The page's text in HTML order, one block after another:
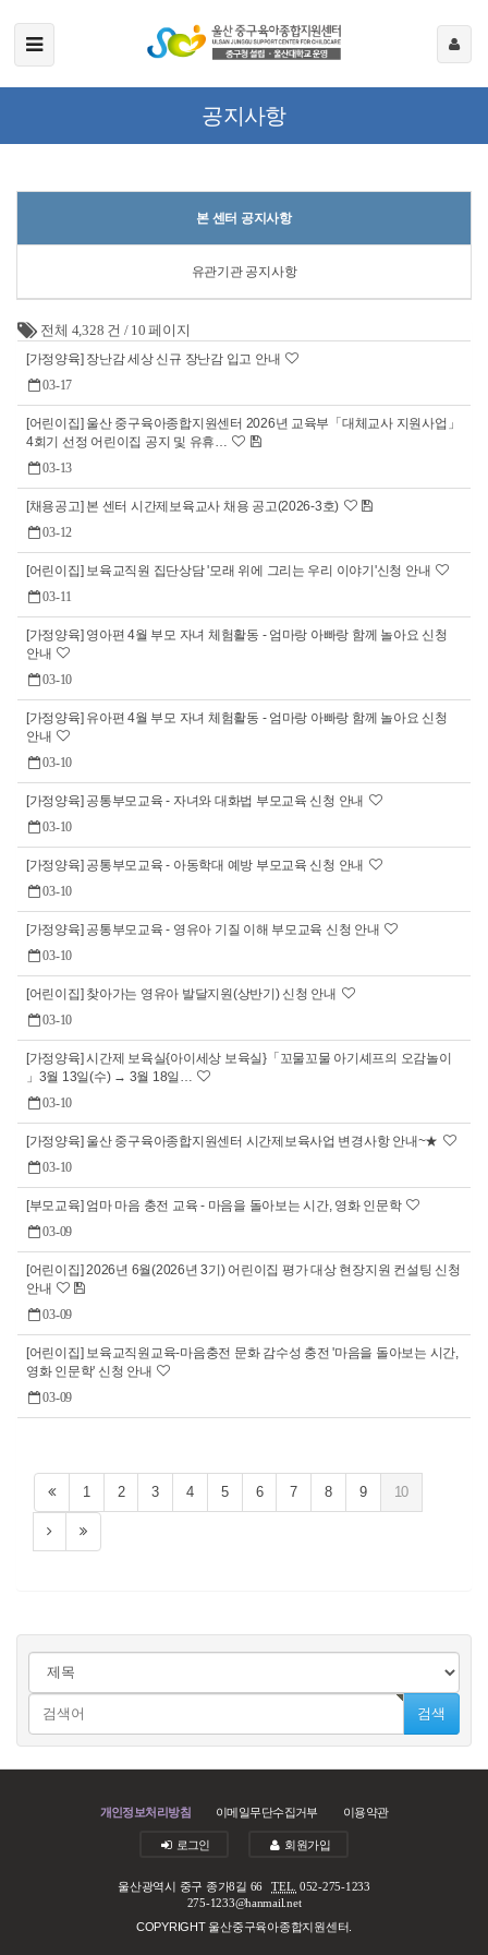
공지사항
본 센터 공지사항
유관기관 공지사항
전체 4,328 건 / 10 페이지
[가정양육] 장난감 세상 신규 장난감 입고 안내
03-17
[어린이집] 울산 중구육아종합지원센터 2026년 교육부「대체교사 지원사업」
4회기 선정 어린이집 공지 및 유휴…
03-13
[채용공고] 본 센터 시간제보육교사 채용 공고(2026-3호)
03-12
[어린이집] 보육교직원 집단상담 '모래 위에 그리는 우리 이야기'신청 안내
03-11
[가정양육] 영아편 4월 부모 자녀 체험활동 - 엄마랑 아빠랑 함께 놀아요 신청
안내
03-10
[가정양육] 유아편 4월 부모 자녀 체험활동 - 엄마랑 아빠랑 함께 놀아요 신청
안내
03-10
[가정양육] 공통부모교육 - 자녀와 대화법 부모교육 신청 안내
03-10
[가정양육] 공통부모교육 - 아동학대 예방 부모교육 신청 안내
03-10
[가정양육] 공통부모교육 - 영유아 기질 이해 부모교육 신청 안내
03-10
[어린이집] 찾아가는 영유아 발달지원(상반기) 신청 안내
03-10
[가정양육] 시간제 보육실{아이세상 보육실}「꼬물꼬물 아기셰프의 오감놀이
」3월 13일(수) → 3월 18일…
03-10
[가정양육] 울산 중구육아종합지원센터 시간제보육사업 변경사항 안내~★
03-10
[부모교육] 엄마 마음 충전 교육 - 마음을 돌아보는 시간, 영화 인문학
03-09
[어린이집] 2026년 6월(2026년 3기) 어린이집 평가 대상 현장지원 컨설팅 신청
안내
03-09
[어린이집] 보육교직원교육-마음충전 문화 감수성 충전 '마음을 돌아보는 시간,
영화 인문학' 신청 안내
03-09
1 2 3 4 5 6 7 8 9 10
검색
개인정보처리방침 이메일무단수집거부 이용약관
로그인 회원가입
울산광역시 중구 종가8길 66TEL. 052-275-1233
275-1233@hanmail.net
COPYRIGHT 울산중구육아종합지원센터.